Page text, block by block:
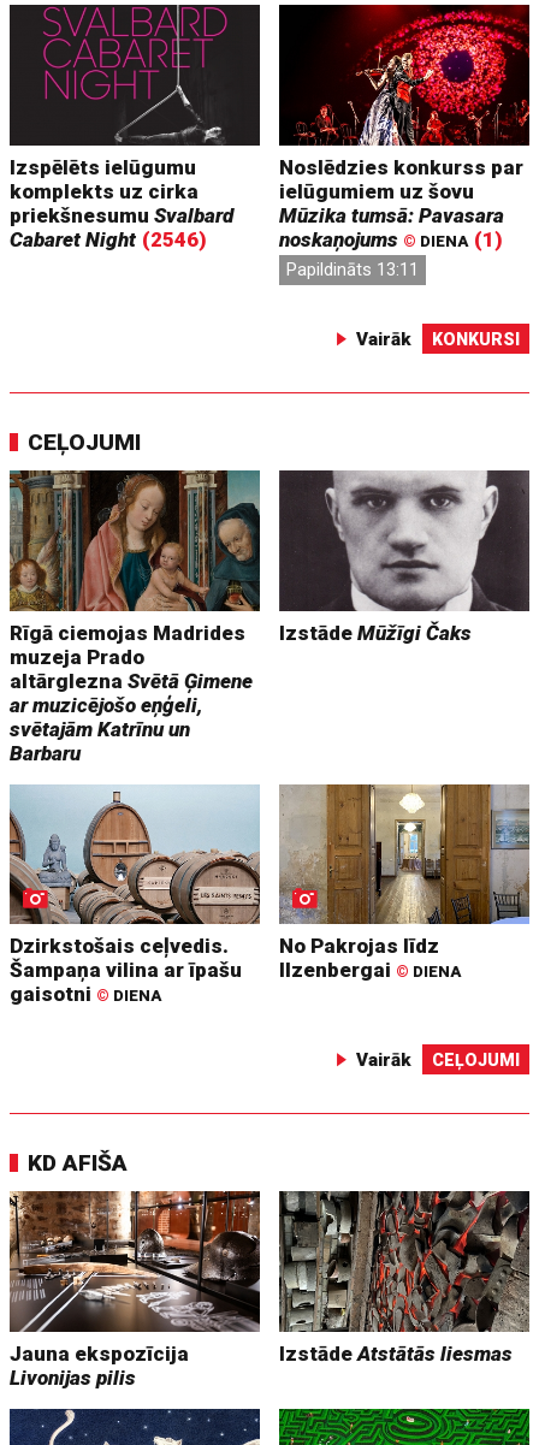
Izspēlēts ielūgumu
komplekts uz cirka
priekšnesumuSvalbard
Cabaret Night (2546)
Noslēdzies konkurss par
ielūgumiem uz šovu
Mūzika tumsā: Pavasara
noskaņojums © DIENA (1)
Papildināts 13:11
Vairāk KONKURSI
CEĻOJUMI
Rīgā ciemojas Madrides
muzeja Prado
altārgleznaSvētā Ģimene
ar muzicējošo eņģeli,
svētajām Katrīnu un
Barbaru
IzstādeMūžīgi Čaks
Dzirkstošais ceļvedis.
Šampaņa vilina ar īpašu
gaisotni © DIENA
No Pakrojas līdz
Ilzenbergai © DIENA
Vairāk CEĻOJUMI
KD AFIŠA
Jauna ekspozīcija
Livonijas pilis
IzstādeAtstātās liesmas